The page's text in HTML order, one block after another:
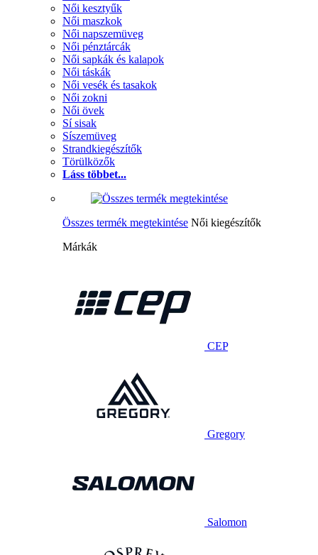
Női kesztyűk
Női maszkok
Női napszemüveg
Női pénztárcák
Női sapkák és kalapok
Női táskák
Női vesék és tasakok
Női zokni
Női övek
Sí sisak
Síszemüveg
Strandkiegészítők
Törülközők
Láss többet...
Összes termék megtekintése Női kiegészítők
Márkák
CEP
Gregory
Salomon